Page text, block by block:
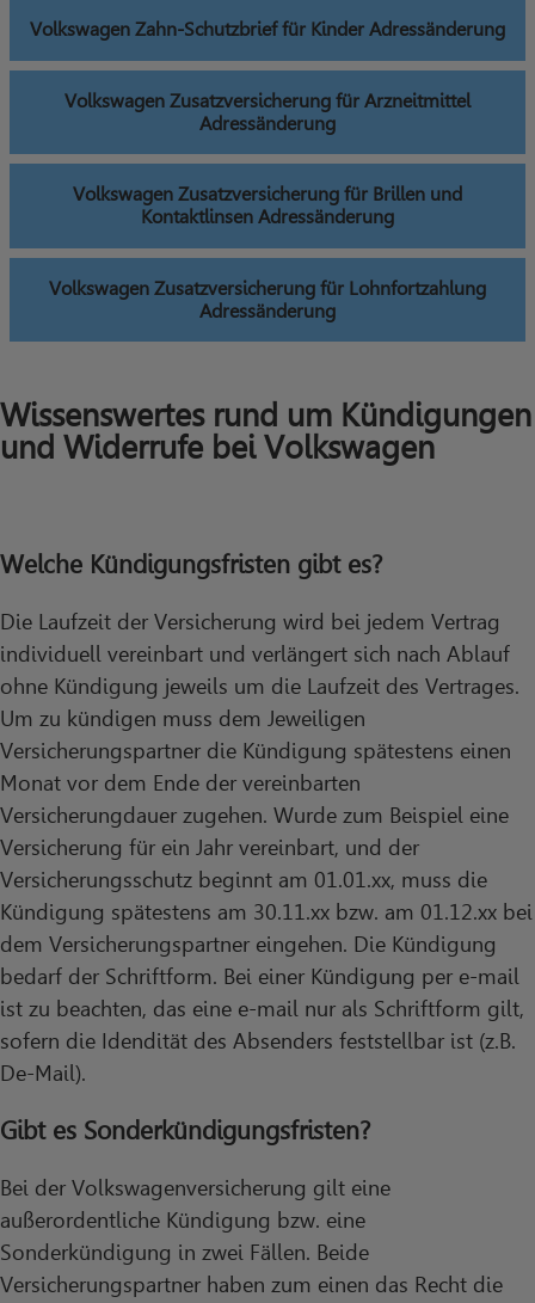
Volkswagen Zahn-Schutzbrief für Kinder Adressänderung
Volkswagen Zusatzversicherung für Arzneitmittel
Adressänderung
Volkswagen Zusatzversicherung für Brillen und
Kontaktlinsen Adressänderung
Volkswagen Zusatzversicherung für Lohnfortzahlung
Adressänderung
Wissenswertes rund um Kündigungen
und Widerrufe bei Volkswagen
Welche Kündigungsfristen gibt es?
Die Laufzeit der Versicherung wird bei jedem Vertrag
individuell vereinbart und verlängert sich nach Ablauf
ohne Kündigung jeweils um die Laufzeit des Vertrages.
Um zu kündigen muss dem Jeweiligen
Versicherungspartner die Kündigung spätestens einen
Monat vor dem Ende der vereinbarten
Versicherungdauer zugehen. Wurde zum Beispiel eine
Versicherung für ein Jahr vereinbart, und der
Versicherungsschutz beginnt am 01.01.xx, muss die
Kündigung spätestens am 30.11.xx bzw. am 01.12.xx bei
dem Versicherungspartner eingehen. Die Kündigung
bedarf der Schriftform. Bei einer Kündigung per e-mail
ist zu beachten, das eine e-mail nur als Schriftform gilt,
sofern die Idendität des Absenders feststellbar ist (z.B.
De-Mail).
Gibt es Sonderkündigungsfristen?
Bei der Volkswagenversicherung gilt eine
außerordentliche Kündigung bzw. eine
Sonderkündigung in zwei Fällen. Beide
Versicherungspartner haben zum einen das Recht die